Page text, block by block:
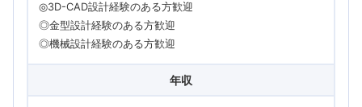
◎3D-CAD設計経験のある方歓迎
◎金型設計経験のある方歓迎
◎機械設計経験のある方歓迎
年収